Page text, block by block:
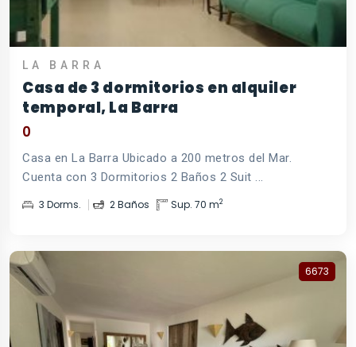
LA BARRA
Casa de 3 dormitorios en alquiler
temporal, La Barra
0
Casa en La Barra Ubicado a 200 metros del Mar.
Cuenta con 3 Dormitorios 2 Baños 2 Suit ...
3 Dorms. 2 Baños Sup. 70 m2
6673